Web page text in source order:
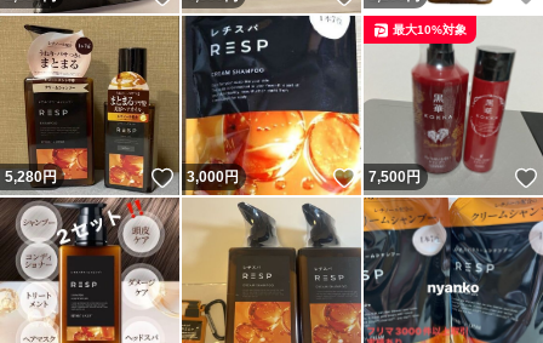
5,280円 いいね！
3,000円 いいね！
7,500円
最大10%対象